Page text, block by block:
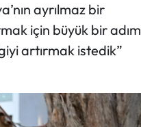
ayrılmaz bir
için büyük bir adım
artırmak istedik”